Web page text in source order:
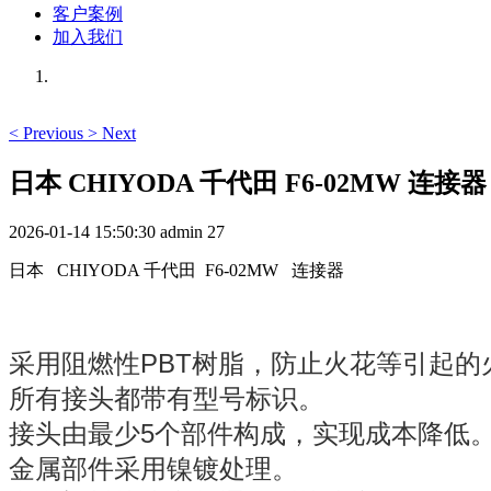
客户案例
加入我们
< Previous > Next
日本 CHIYODA 千代田 F6-02MW 连接器
2026-01-14 15:50:30 admin 27
日本 CHIYODA 千代田 F6-02MW 连接器
采用阻燃性PBT树脂，防止火花等引起的
所有接头都带有型号标识。
接头由最少5个部件构成，实现成本降低。
金属部件采用镍镀处理。